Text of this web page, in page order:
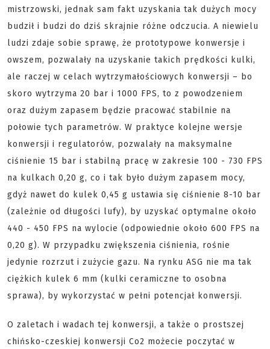
mistrzowski, jednak sam fakt uzyskania tak dużych mocy
budził i budzi do dziś skrajnie różne odczucia. A niewielu
ludzi zdaje sobie sprawę, że prototypowe konwersje i
owszem, pozwalały na uzyskanie takich prędkości kulki,
ale raczej w celach wytrzymałościowych konwersji – bo
skoro wytrzyma 20 bar i 1000 FPS, to z powodzeniem
oraz dużym zapasem będzie pracować stabilnie na
połowie tych parametrów. W praktyce kolejne wersje
konwersji i regulatorów, pozwalały na maksymalne
ciśnienie 15 bar i stabilną pracę w zakresie 100 - 730 FPS
na kulkach 0,20 g, co i tak było dużym zapasem mocy,
gdyż nawet do kulek 0,45 g ustawia się ciśnienie 8-10 bar
(zależnie od długości lufy), by uzyskać optymalne około
440 - 450 FPS na wylocie (odpowiednie około 600 FPS na
0,20 g). W przypadku zwiększenia ciśnienia, rośnie
jedynie rozrzut i zużycie gazu. Na rynku ASG nie ma tak
ciężkich kulek 6 mm (kulki ceramiczne to osobna
sprawa), by wykorzystać w pełni potencjał konwersji.
O zaletach i wadach tej konwersji, a także o prostszej
chińsko-czeskiej konwersji Co2 możecie poczytać w